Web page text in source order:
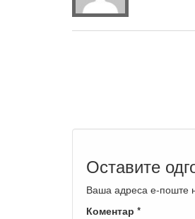
Оставите
Ваша адреса е-поште
Коментар *